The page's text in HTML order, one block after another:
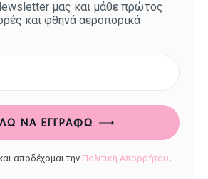
μας και μάθε πρώτος
και φθηνά αεροπορικά
ΝΑ ΕΓΓΡΑΦΏ
αποδέχομαι την Πολιτική Απορρήτου.